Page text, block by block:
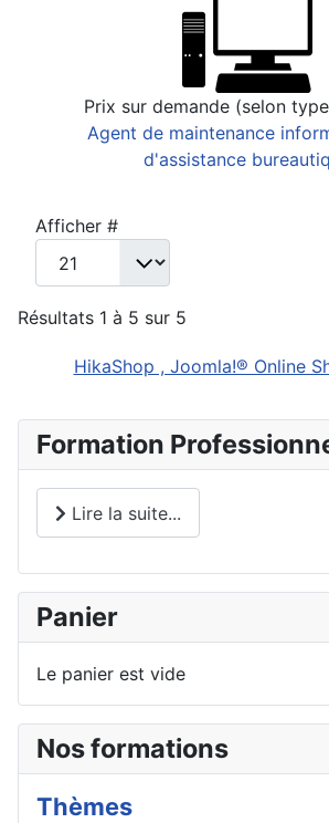
Prix sur demande (selon
Agent de maintenance
d'assistance
Afficher #
Résultats 1 à 5 sur 5
HikaShop , Joomla!® Online
Formation
Lire la suite...
Panier
Le panier est vide
Nos formations
Thèmes